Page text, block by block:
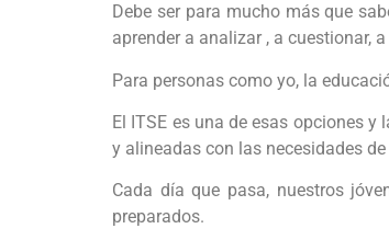
Debe ser para mucho más que
aprender a analizar , a cuestionar,
Para personas como yo, la
El ITSE es una de esas opciones
y alineadas con las necesidades
Cada día que pasa, nuestros
preparados.